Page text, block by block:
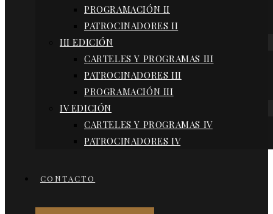
PROGRAMACIÓN II
PATROCINADORES II
III EDICIÓN
CARTELES Y PROGRAMAS III
PATROCINADORES III
PROGRAMACIÓN III
IV EDICIÓN
CARTELES Y PROGRAMAS IV
PATROCINADORES IV
CONTACTO